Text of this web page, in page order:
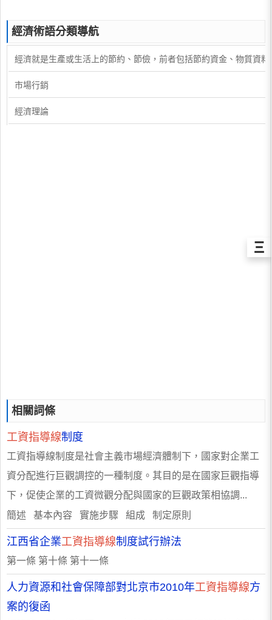
經濟術語分類導航
經濟就是生產或生活上的節約、節儉，前者包括節約資金、物質資
市場行銷
經濟理論
相關詞條
工資指導線制度
工資指導線制度是社會主義市場經濟體制下，國家對企業工
資分配進行巨觀調控的一種制度。其目的是在國家巨觀指導
下，促使企業的工資微觀分配與國家的巨觀政策相協調...
簡述 基本內容 實施步驟 組成 制定原則
江西省企業工資指導線制度試行辦法
第一條 第十條 第十一條
人力資源和社會保障部對北京市2010年工資指導線方
案的復函
Ξ